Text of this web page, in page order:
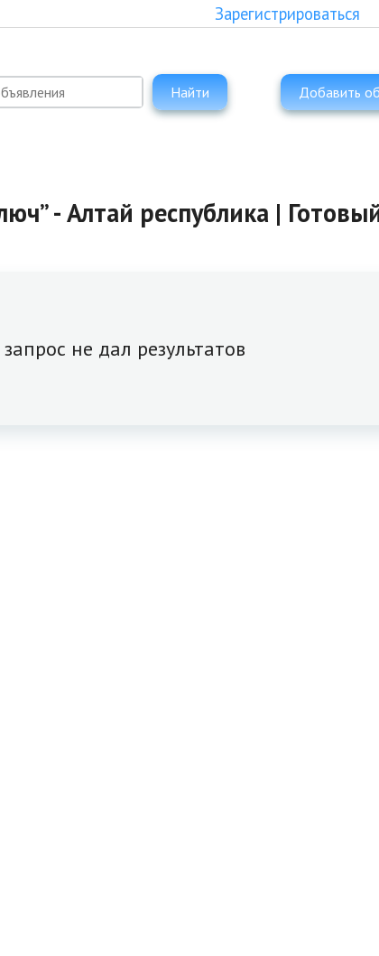
Зарегистрироваться
Найти Добавить
- Алтай республика |
не дал результатов